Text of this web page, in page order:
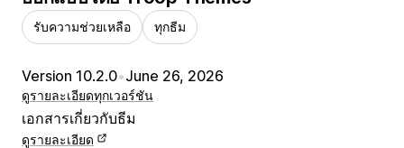
รับความช่วยเหลือ ทุกธีม
Version 10.2.0•June 26, 2026
ดูรายละเอียดทุกเวอร์ชัน
เอกสารเกี่ยวกับธีม
ดูรายละเอียด